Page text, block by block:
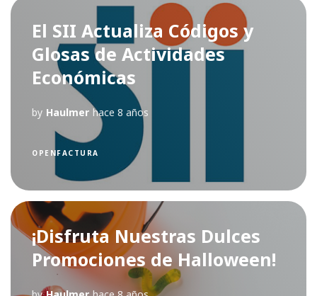
El SII Actualiza Códigos y
Glosas de Actividades
Económicas
by Haulmer hace 8 años
OPENFACTURA
¡Disfruta Nuestras Dulces
Promociones de Halloween!